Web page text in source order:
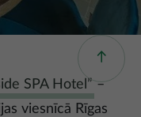
SPA Hotel”–
viesnīcā Rīgas